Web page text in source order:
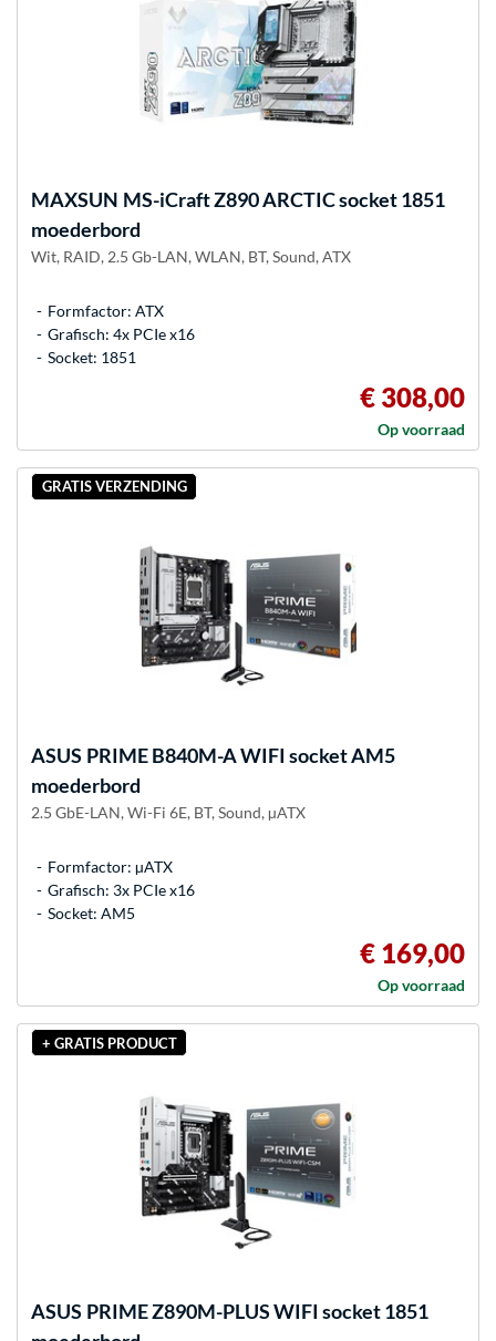
MAXSUN MS-iCraft Z890 ARCTIC socket 1851
moederbord
Wit, RAID, 2.5 Gb-LAN, WLAN, BT, Sound, ATX
Formfactor: ATX
Grafisch: 4x PCIe x16
Socket: 1851
€ 308,00
Op voorraad
GRATIS VERZENDING
ASUS PRIME B840M-A WIFI socket AM5
moederbord
2.5 GbE-LAN, Wi-Fi 6E, BT, Sound, µATX
Formfactor: µATX
Grafisch: 3x PCIe x16
Socket: AM5
€ 169,00
Op voorraad
+ GRATIS PRODUCT
ASUS PRIME Z890M-PLUS WIFI socket 1851